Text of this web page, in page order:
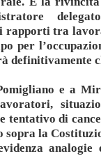
rapporti tra
per
definitivamente
e a
tentativo di
sopra la